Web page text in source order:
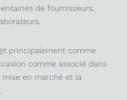
de fournisseurs,
principalement comme
comme associé dans
en marché et la